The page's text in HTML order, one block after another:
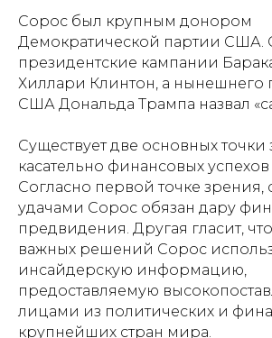
Сорос был крупным донором
Демократической партии США.
президентские кампании
Хиллари Клинтон, а нынешнего
США Дональда Трампа назвал
Существует две основных точки
касательно финансовых
Согласно первой точке зрения,
удачами Сорос обязан дару
предвидения. Другая гласит,
важных решений Сорос
инсайдерскую информацию,
предоставляемую
лицами из политических и
крупнейших стран мира.